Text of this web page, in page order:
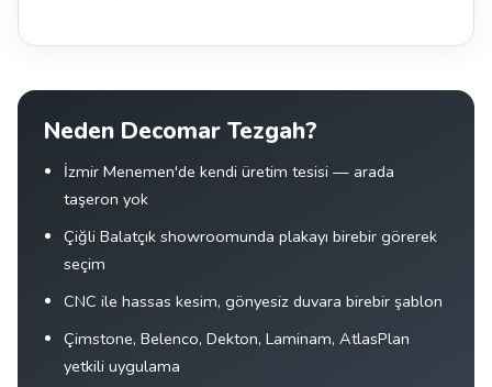
Neden Decomar Tezgah?
İzmir Menemen'de kendi üretim tesisi — arada
taşeron yok
Çiğli Balatçık showroomunda plakayı birebir görerek
seçim
CNC ile hassas kesim, gönyesiz duvara birebir şablon
Çimstone, Belenco, Dekton, Laminam, AtlasPlan
yetkili uygulama